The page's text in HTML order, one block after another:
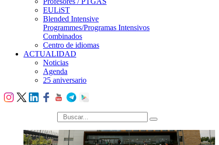
EULiST
Blended Intensive
Programmes/Programas Intensivos
Combinados
Centro de idiomas
ACTUALIDAD
Noticias
Agenda
25 aniversario
búsqueda